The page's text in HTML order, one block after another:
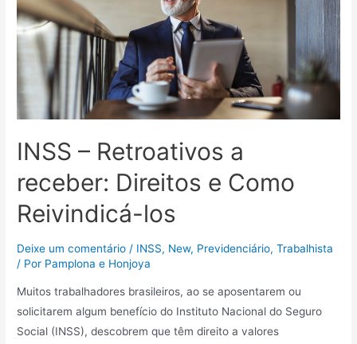
INSS – Retroativos a
receber: Direitos e Como
Reivindicá-los
Deixe um comentário / INSS, New, Previdenciário,Trabalhista
/ Por Pamplona e Honjoya
Muitos trabalhadores brasileiros, ao se aposentarem ou
solicitarem algum benefício do Instituto Nacional do Seguro
Social (INSS), descobrem que têm direito a valores